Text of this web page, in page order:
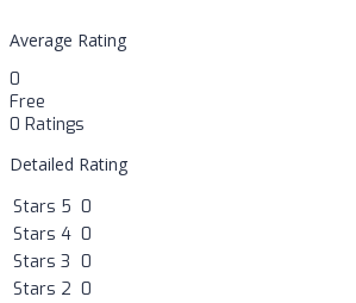
Average Rating
0
Free
0 Ratings
Detailed Rating
Stars 5 0
Stars 4 0
Stars 3 0
Stars 2 0